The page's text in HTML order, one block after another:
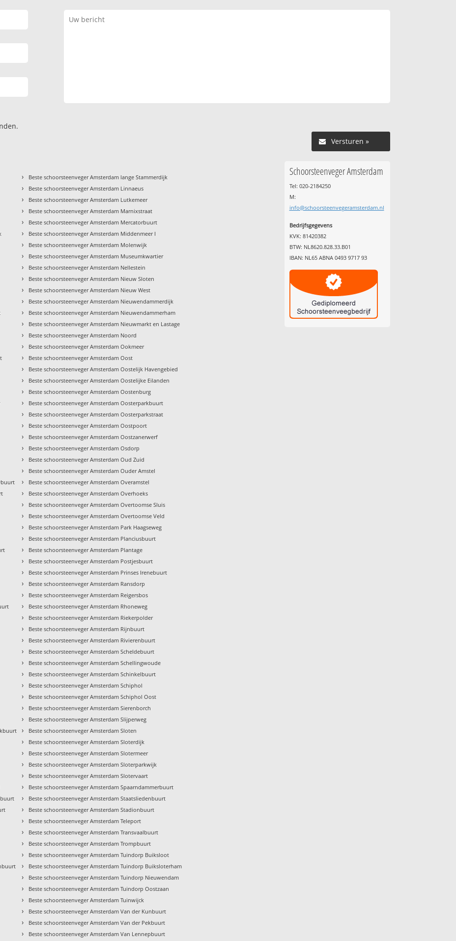
Versturen »
› Beste schoorsteenveger Amsterdam lange Stammerdijk
› Beste schoorsteenveger Amsterdam Linnaeus
› Beste schoorsteenveger Amsterdam Lutkemeer
› Beste schoorsteenveger Amsterdam Marnixstraat
› Beste schoorsteenveger Amsterdam Mercatorbuurt
› Beste schoorsteenveger Amsterdam Middenmeer I
› Beste schoorsteenveger Amsterdam Molenwijk
› Beste schoorsteenveger Amsterdam Museumkwartier
› Beste schoorsteenveger Amsterdam Nellestein
› Beste schoorsteenveger Amsterdam Nieuw Sloten
› Beste schoorsteenveger Amsterdam Nieuw West
› Beste schoorsteenveger Amsterdam Nieuwendammerdijk
› Beste schoorsteenveger Amsterdam Nieuwendammerham
› Beste schoorsteenveger Amsterdam Nieuwmarkt en Lastage
› Beste schoorsteenveger Amsterdam Noord
› Beste schoorsteenveger Amsterdam Ookmeer
› Beste schoorsteenveger Amsterdam Oost
› Beste schoorsteenveger Amsterdam Oostelijk Havengebied
› Beste schoorsteenveger Amsterdam Oostelijke Eilanden
› Beste schoorsteenveger Amsterdam Oostenburg
› Beste schoorsteenveger Amsterdam Oosterparkbuurt
› Beste schoorsteenveger Amsterdam Oosterparkstraat
› Beste schoorsteenveger Amsterdam Oostpoort
› Beste schoorsteenveger Amsterdam Oostzanerwerf
› Beste schoorsteenveger Amsterdam Osdorp
› Beste schoorsteenveger Amsterdam Oud Zuid
› Beste schoorsteenveger Amsterdam Ouder Amstel
› Beste schoorsteenveger Amsterdam Overamstel
› Beste schoorsteenveger Amsterdam Overhoeks
› Beste schoorsteenveger Amsterdam Overtoomse Sluis
› Beste schoorsteenveger Amsterdam Overtoomse Veld
› Beste schoorsteenveger Amsterdam Park Haagseweg
› Beste schoorsteenveger Amsterdam Planciusbuurt
› Beste schoorsteenveger Amsterdam Plantage
› Beste schoorsteenveger Amsterdam Postjesbuurt
› Beste schoorsteenveger Amsterdam Prinses Irenebuurt
› Beste schoorsteenveger Amsterdam Ransdorp
› Beste schoorsteenveger Amsterdam Reigersbos
› Beste schoorsteenveger Amsterdam Rhoneweg
› Beste schoorsteenveger Amsterdam Riekerpolder
› Beste schoorsteenveger Amsterdam Rijnbuurt
› Beste schoorsteenveger Amsterdam Rivierenbuurt
› Beste schoorsteenveger Amsterdam Scheldebuurt
› Beste schoorsteenveger Amsterdam Schellingwoude
› Beste schoorsteenveger Amsterdam Schinkelbuurt
› Beste schoorsteenveger Amsterdam Schiphol
› Beste schoorsteenveger Amsterdam Schiphol Oost
› Beste schoorsteenveger Amsterdam Sierenborch
› Beste schoorsteenveger Amsterdam Slijperweg
› Beste schoorsteenveger Amsterdam Sloten
› Beste schoorsteenveger Amsterdam Sloterdijk
› Beste schoorsteenveger Amsterdam Slotermeer
› Beste schoorsteenveger Amsterdam Sloterparkwijk
› Beste schoorsteenveger Amsterdam Slotervaart
› Beste schoorsteenveger Amsterdam Spaarndammerbuurt
› Beste schoorsteenveger Amsterdam Staatsliedenbuurt
› Beste schoorsteenveger Amsterdam Stadionbuurt
› Beste schoorsteenveger Amsterdam Teleport
› Beste schoorsteenveger Amsterdam Transvaalbuurt
› Beste schoorsteenveger Amsterdam Trompbuurt
› Beste schoorsteenveger Amsterdam Tuindorp Buiksloot
› Beste schoorsteenveger Amsterdam Tuindorp Buiksloterham
› Beste schoorsteenveger Amsterdam Tuindorp Nieuwendam
› Beste schoorsteenveger Amsterdam Tuindorp Oostzaan
› Beste schoorsteenveger Amsterdam Tuinwijck
› Beste schoorsteenveger Amsterdam Van der Kunbuurt
› Beste schoorsteenveger Amsterdam Van der Pekbuurt
› Beste schoorsteenveger Amsterdam Van Lennepbuurt
Schoorsteenveger Amsterdam
Tel: 020-2184250
M:
info@schoorsteenvegeramsterdam.nl
Bedrijfsgegevens
KVK: 81420382
BTW: NL8620.828.33.B01
IBAN: NL65 ABNA 0493 9717 93